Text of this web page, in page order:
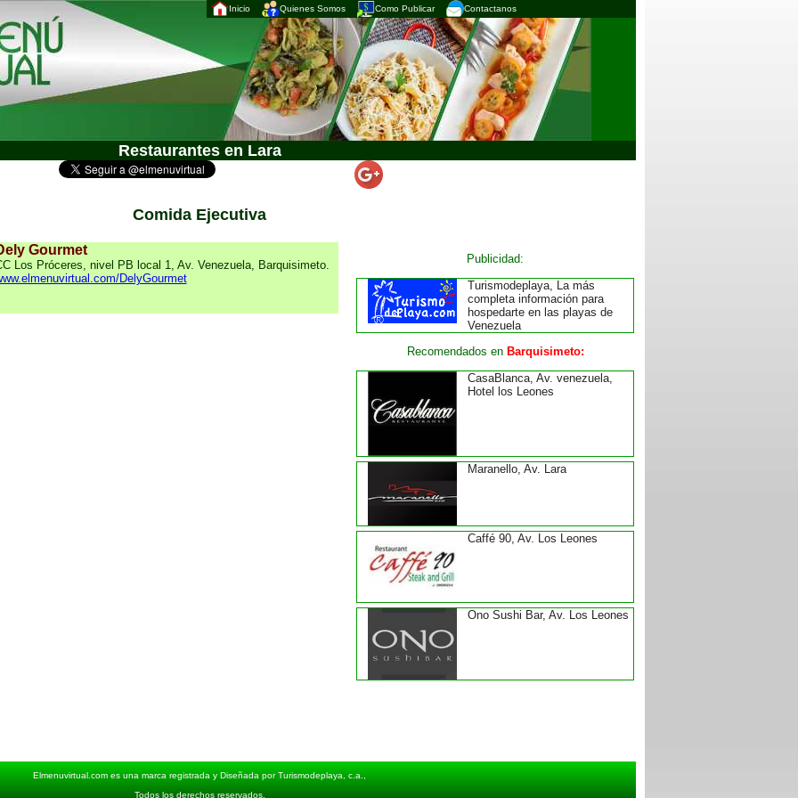
Inicio Quienes Somos Como Publicar Contactanos
Restaurantes en Lara
Comida Ejecutiva
Gourmet
Los Próceres, nivel PB local 1, Av. Venezuela, Barquisimeto.
DelyGourmet
Publicidad:
Turismodeplaya, La más
completa información para
hospedarte en las playas de
Venezuela
Recomendados en Barquisimeto:
CasaBlanca, Av. venezuela,
Hotel los Leones
Maranello, Av. Lara
Caffé 90, Av. Los Leones
Ono Sushi Bar, Av. Los Leones
Elmenuvirtual.com es una marca registrada y Diseñada por Turismodeplaya, c.a.,
Todos los derechos reservados.